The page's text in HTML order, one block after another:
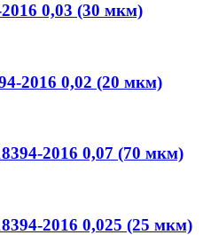
0,03 (30 мкм)
2016 0,02 (20 мкм)
2016 0,07 (70 мкм)
2016 0,025 (25 мкм)